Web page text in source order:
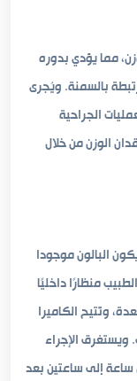
مما يؤدي بدوره
بالسمنة. ويُجرى
الجراحية
الوزن من خلال
البالون موجودًا
منظارًا داخليًا
وتُتيح الكاميرا
ويستغرق الإجراء
إلى ساعتين بعد